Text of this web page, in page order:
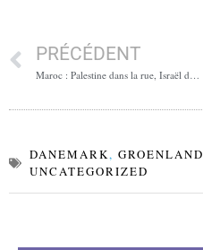
PRÉCÉDENT
Maroc : Palestine dans la rue, Israël dans les salons
DANEMARK, GROENLAND
UNCATEGORIZED